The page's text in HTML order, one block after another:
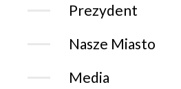
Prezydent
Nasze Miasto
Media